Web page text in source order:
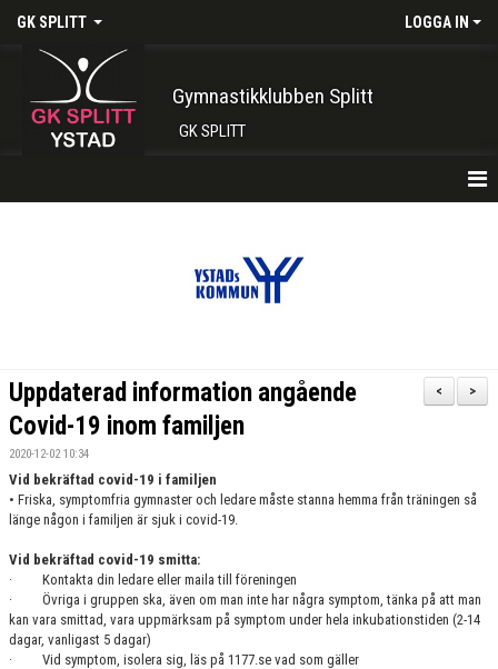
GK SPLITT LOGGA IN
Gymnastikklubben Splitt
GK SPLITT
INTRESSEANMÄLAN
GRUPPER OCH TIDER
STÖDMEDLEM
SPONSRING
FRÅGOR & SVAR
>
<
Uppdaterad information angående
Covid-19 inom familjen
2020-12-02 10:34
Vid bekräftad covid-19 i familjen
• Friska, symptomfria gymnaster och ledare måste stanna hemma från träningen så
länge någon i familjen är sjuk i covid-19.
Vid bekräftad covid-19 smitta:
· Kontakta din ledare eller maila till föreningen
· Övriga i gruppen ska, även om man inte har några symptom, tänka på att man
kan vara smittad, vara uppmärksam på symptom under hela inkubationstiden (2-14
dagar, vanligast 5 dagar)
· Vid symptom, isolera sig, läs på 1177.se vad som gäller